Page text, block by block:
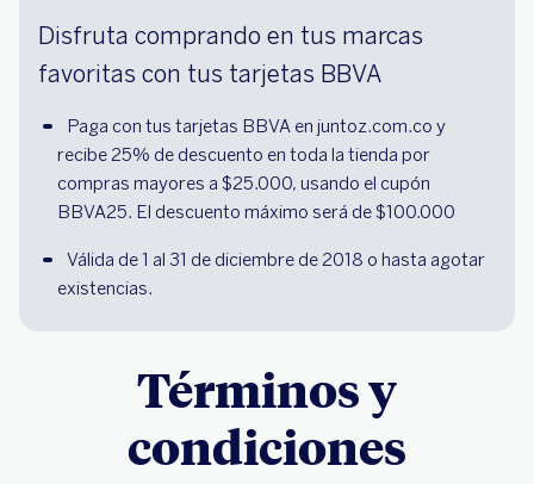
Disfruta comprando en tus marcas
favoritas con tus tarjetas BBVA
Paga con tus tarjetas BBVA en juntoz.com.co y
recibe 25% de descuento en toda la tienda por
compras mayores a $25.000, usando el cupón
BBVA25. El descuento máximo será de $100.000
Válida de 1 al 31 de diciembre de 2018 o hasta agotar
existencias.
Términos y
condiciones